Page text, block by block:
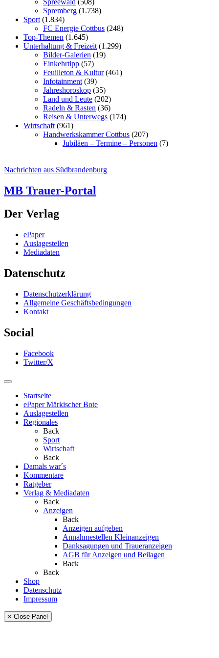
Spreewald (508)
Spremberg (1.738)
Sport (1.834)
FC Energie Cottbus (248)
Top-Themen (1.645)
Unterhaltung & Freizeit (1.299)
Bilder-Galerien (19)
Einkehrtipp (57)
Feuilleton & Kultur(461)
Infotainment (39)
Jahreshoroskop (35)
Land und Leute (202)
Radeln & Rasten (36)
Reisen & Unterwegs (174)
Wirtschaft (961)
Handwerkskammer Cottbus (207)
Jubiläen – Termine – Personen (7)
Nachrichten aus Südbrandenburg
MB Trauer-Portal
Der Verlag
ePaper
Auslagestellen
Mediadaten
Datenschutz
Datenschutzerklärung
Allgemeine Geschäftsbedingungen
Kontakt
Social
Facebook
Twitter/X
Startseite
ePaper Märkischer Bote
Auslagestellen
Regionales
Back
Sport
Wirtschaft
Back
Damals war´s
Kommentare
Ratgeber
Verlag & Mediadaten
Back
Anzeigen
Back
Anzeigen aufgeben
Annahmestellen Kleinanzeigen
Danksagungen und Traueranzeigen
AGB für Anzeigen und Beilagen
Back
Back
Shop
Datenschutz
Impressum
× Close Panel